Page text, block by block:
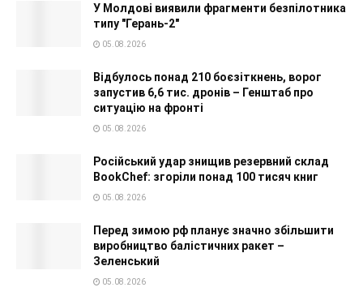
У Молдові виявили фрагменти безпілотника
типу "Герань-2"
05.08.2026
Відбулось понад 210 боєзіткнень, ворог
запустив 6,6 тис. дронів – Генштаб про
ситуацію на фронті
05.08.2026
Російський удар знищив резервний склад
BookChef: згоріли понад 100 тисяч книг
05.08.2026
Перед зимою рф планує значно збільшити
виробництво балістичних ракет –
Зеленський
05.08.2026